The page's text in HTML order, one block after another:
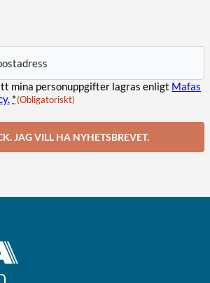
mina personuppgifter lagras enligt Mafas
*(Obligatoriskt)
JAG VILL HA NYHETSBREVET.